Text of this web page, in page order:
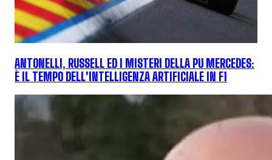
ANTONELLI, RUSSELL ED I MISTERI DELLA PU MERCEDES:
È IL TEMPO DELL'INTELLIGENZA ARTIFICIALE IN F1